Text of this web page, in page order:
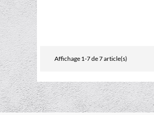
Affichage 1-7 de 7 article(s)